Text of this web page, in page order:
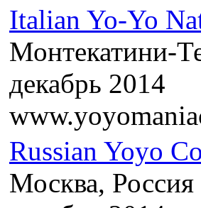
Italian Yo-Yo
Монтекатини-
декабрь 2014
Russian Yoyo
Москва, Россия